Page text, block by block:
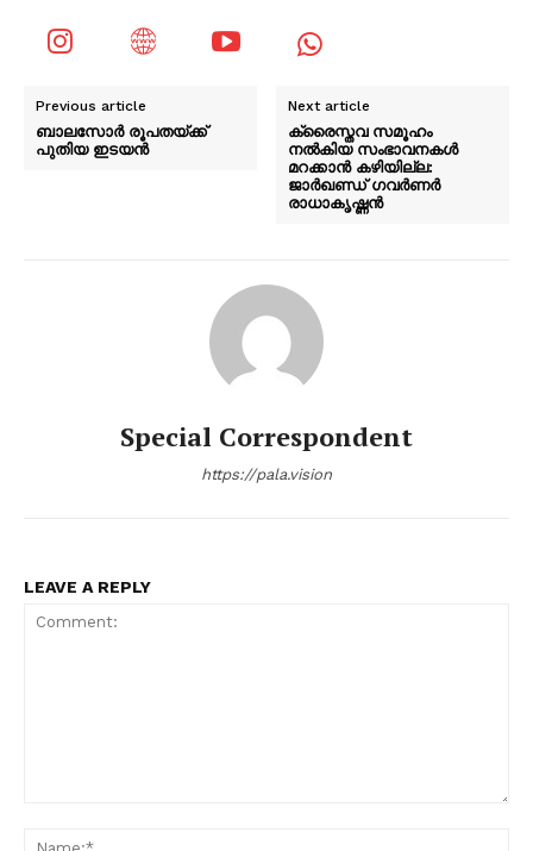
Previous article
ബാലസോർ രൂപതയ്ക്ക്
പുതിയ ഇടയൻ
Next article
ക്രൈസ്തവ സമൂഹം
നൽകിയ സംഭാവനകൾ
മറക്കാൻ കഴിയില്ല:
ജാർഖണ്ഡ് ഗവർണർ
രാധാകൃഷ്ണൻ
Special Correspondent
https://pala.vision
LEAVE A REPLY